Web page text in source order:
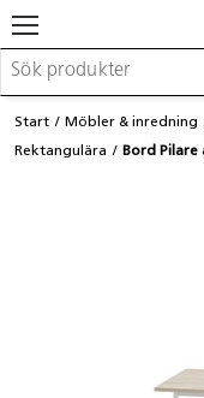
Möbler & inredning
Lekplatsutrustning &
Start Möbler & inredning
Rektangulära
Bord Pilare